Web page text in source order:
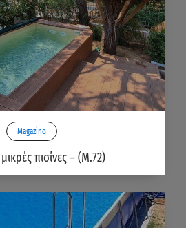
Magazino
μικρές πισίνες – (Μ.72)